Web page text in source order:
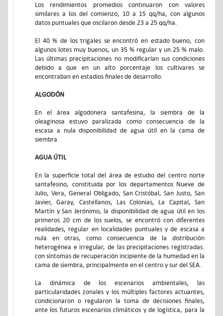
Los rendimientos promedios continuaron con valores
similares a los del comienzo, 10 a 15 qq/ha, con algunos
datos puntuales que oscilaron desde 23 a 25 qq/ha.
El 40 % de los trigales se encontró en estado bueno, con
algunos lotes muy buenos, un 35 % regular y un 25 % malo.
Las últimas precipitaciones no modificarían sus condiciones
debido a que en un alto porcentaje los cultivares se
encontraban en estadios finales de desarrollo.
ALGODÓN
En el área algodonera santafesina, la siembra de la
oleaginosa estuvo paralizada como consecuencia de la
escasa a nula disponibilidad de agua útil en la cama de
siembra.
AGUA ÚTIL
En la superficie total del área de estudio del centro norte
santafesino, constituida por los departamentos Nueve de
Julio, Vera, General Obligado, San Cristóbal, San Justo, San
Javier, Garay, Castellanos, Las Colonias, La Capital, San
Martín y San Jerónimo, la disponibilidad de agua útil en los
primeros 20 cm de los suelos, se encontró con diferentes
realidades, regular en localidades puntuales y de escasa a
nula en otras, como consecuencia de la distribución
heterogénea e irregular, de las precipitaciones registradas.
con síntomas de recuperación incipiente de la humedad en la
cama de siembra, principalmente en el centro y sur del SEA.
La dinámica de los escenarios ambientales, las
particularidades zonales y los múltiples factores actuantes,
condicionaron o regularon la toma de decisiones finales,
ante los futuros escenarios climáticos y de logística, para la